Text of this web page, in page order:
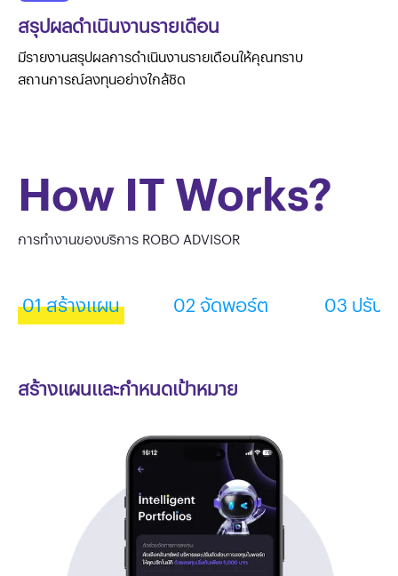
สรุปผลดำเนินงานรายเดือน
มีรายงานสรุปผลการดำเนินงานรายเดือนให้คุณทราบ
สถานการณ์ลงทุนอย่างใกล้ชิด
How IT Works?
การทำงานของบริการ ROBO ADVISOR
01 สร้างแผน 02 จัดพอร์ต 03 ปรับ
สร้างแผนและกำหนดเป้าหมาย